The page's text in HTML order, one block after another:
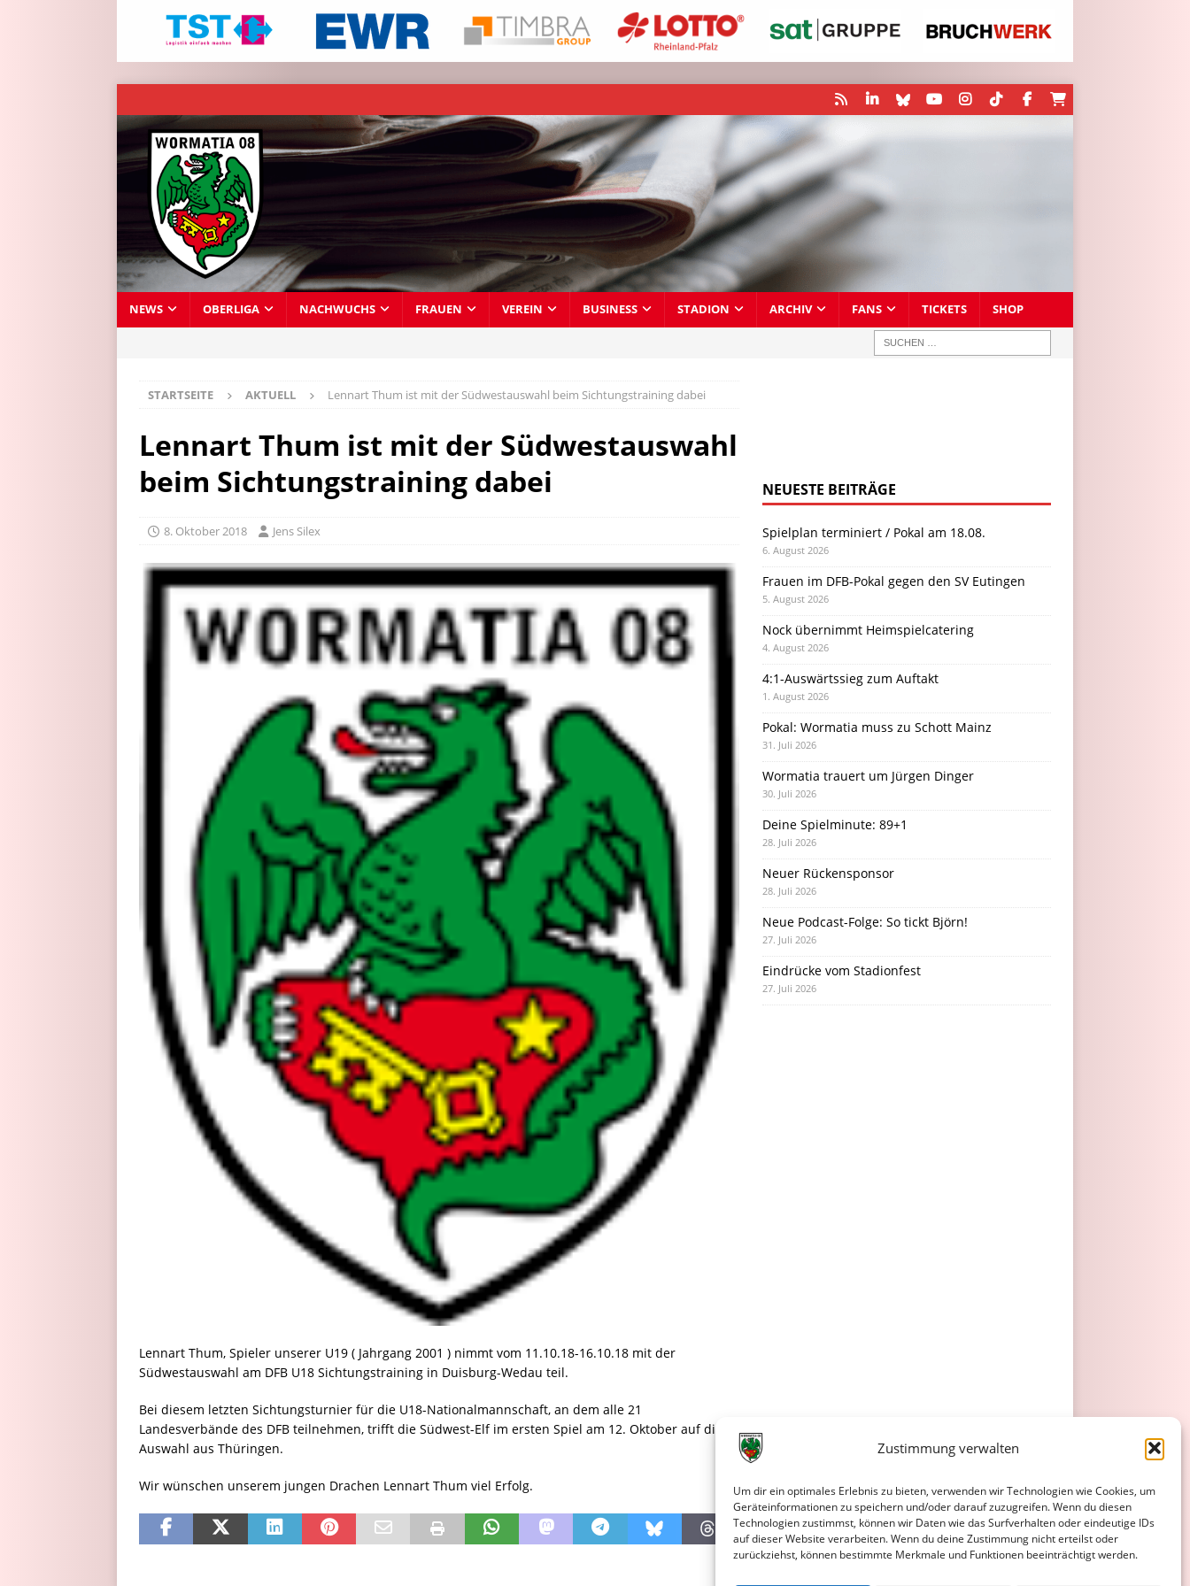
Zustimmung verwalten
Um dir ein optimales Erlebnis zu bieten, verwenden wir Technologien wie Cookies, um
Geräteinformationen zu speichern und/oder darauf zuzugreifen. Wenn du diesen
Technologien zustimmst, können wir Daten wie das Surfverhalten oder eindeutige IDs
auf dieser Website verarbeiten. Wenn du deine Zustimmung nicht erteilst oder
zurückziehst, können bestimmte Merkmale und Funktionen beeinträchtigt werden.
NEWS OBERLIGA NACHWUCHS FRAUEN VEREIN BUSINESS STADION ARCHIV FANS TICKETS SHOP
STARTSEITE AKTUELL Lennart Thum ist mit der Südwestauswahl beim Sichtungstraining dabei
Lennart Thum ist mit der Südwestauswahl
beim Sichtungstraining dabei
8. Oktober 2018 Jens Silex
Lennart Thum, Spieler unserer U19 ( Jahrgang 2001 ) nimmt vom 11.10.18-16.10.18 mit der
Südwestauswahl am DFB U18 Sichtungstraining in Duisburg-Wedau teil.
Bei diesem letzten Sichtungsturnier für die U18-Nationalmannschaft, an dem alle 21
Landesverbände des DFB teilnehmen, trifft die Südwest-Elf im ersten Spiel am 12. Oktober auf die
Auswahl aus Thüringen.
Wir wünschen unserem jungen Drachen Lennart Thum viel Erfolg.
NEUESTE BEITRÄGE
Spielplan terminiert / Pokal am 18.08.
6. August 2026
Frauen im DFB-Pokal gegen den SV Eutingen
5. August 2026
Nock übernimmt Heimspielcatering
4. August 2026
4:1-Auswärtssieg zum Auftakt
1. August 2026
Pokal: Wormatia muss zu Schott Mainz
31. Juli 2026
Wormatia trauert um Jürgen Dinger
30. Juli 2026
Deine Spielminute: 89+1
28. Juli 2026
Neuer Rückensponsor
28. Juli 2026
Neue Podcast-Folge: So tickt Björn!
27. Juli 2026
Eindrücke vom Stadionfest
27. Juli 2026